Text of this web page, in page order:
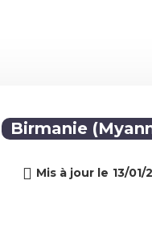
Birmanie
 Mis à jour le 13/01/